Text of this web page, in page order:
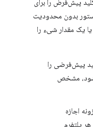
پیش‌فرض را برای
بدون محدودیت
یک مقدار شیء را
پیش‌فرضی را
شود، مشخص
اجازه
پلتفرم